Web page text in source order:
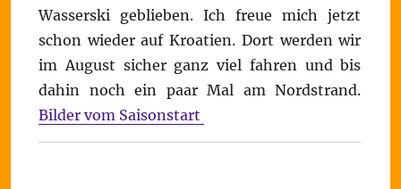
Wasserski geblieben. Ich freue mich jetzt
schon wieder auf Kroatien. Dort werden wir
im August sicher ganz viel fahren und bis
dahin noch ein paar Mal am Nordstrand.
Bilder vom Saisonstart